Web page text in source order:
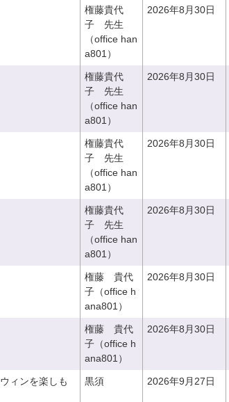
権藤貴代
子 先生
（office han
a801）
2026年8月30日
権藤貴代
子 先生
（office han
a801）
2026年8月30日
権藤貴代
子 先生
（office han
a801）
2026年8月30日
権藤貴代
子 先生
（office han
a801）
2026年8月30日
権藤 貴代
子（office h
ana801）
2026年8月30日
権藤 貴代
子（office h
ana801）
2026年8月30日
ィンを楽しも
黒須 2026年9月27日